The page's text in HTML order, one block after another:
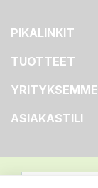
PIKALINKIT
TUOTTEET
YRITYKSEMME
ASIAKASTILI